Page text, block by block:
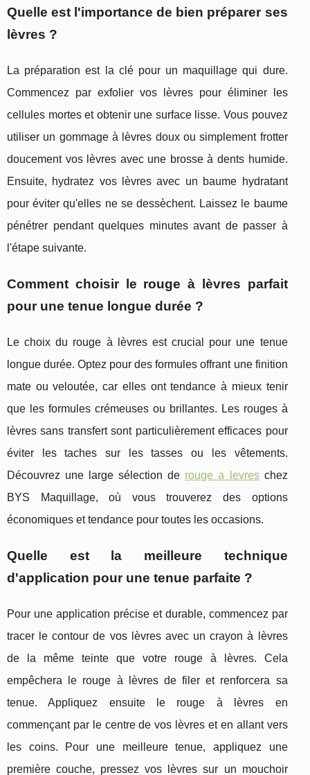
Quelle est l'importance de bien préparer ses
lèvres ?
La préparation est la clé pour un maquillage qui dure.
Commencez par exfolier vos lèvres pour éliminer les
cellules mortes et obtenir une surface lisse. Vous pouvez
utiliser un gommage à lèvres doux ou simplement frotter
doucement vos lèvres avec une brosse à dents humide.
Ensuite, hydratez vos lèvres avec un baume hydratant
pour éviter qu'elles ne se dessèchent. Laissez le baume
pénétrer pendant quelques minutes avant de passer à
l'étape suivante.
Comment choisir le rouge à lèvres parfait
pour une tenue longue durée ?
Le choix du rouge à lèvres est crucial pour une tenue
longue durée. Optez pour des formules offrant une finition
mate ou veloutée, car elles ont tendance à mieux tenir
que les formules crémeuses ou brillantes. Les rouges à
lèvres sans transfert sont particulièrement efficaces pour
éviter les taches sur les tasses ou les vêtements.
Découvrez une large sélection de rouge a levreschez
BYS Maquillage, où vous trouverez des options
économiques et tendance pour toutes les occasions.
Quelle est la meilleure technique
d'application pour une tenue parfaite ?
Pour une application précise et durable, commencez par
tracer le contour de vos lèvres avec un crayon à lèvres
de la même teinte que votre rouge à lèvres. Cela
empêchera le rouge à lèvres de filer et renforcera sa
tenue. Appliquez ensuite le rouge à lèvres en
commençant par le centre de vos lèvres et en allant vers
les coins. Pour une meilleure tenue, appliquez une
première couche, pressez vos lèvres sur un mouchoir